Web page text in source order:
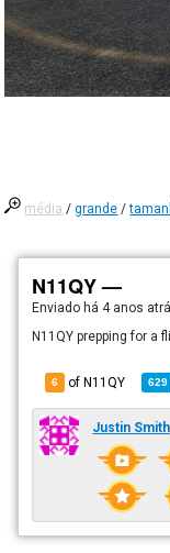
média /grande /
N11QY —
Enviado há 4 anos
N11QY prepping for a
6 of N11QY 629
Justin Smith